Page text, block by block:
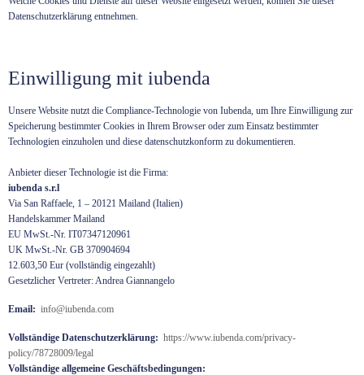
Datenschutzerklärung entnehmen.
Einwilligung mit iubenda
Unsere Website nutzt die Compliance-Technologie von Iubenda, um Ihre Einwilligung zur
Speicherung bestimmter Cookies in Ihrem Browser oder zum Einsatz bestimmter
Technologien einzuholen und diese datenschutzkonform zu dokumentieren.
Anbieter dieser Technologie ist die Firma:
iubenda s.r.l
Via San Raffaele, 1 – 20121 Mailand (Italien)
Handelskammer Mailand
EU MwSt.-Nr. IT07347120961
UK MwSt.-Nr. GB 370904694
12.603,50 Eur (vollständig eingezahlt)
Gesetzlicher Vertreter: Andrea Giannangelo
Email: info@iubenda.com
Vollständige Datenschutzerklärung: https://www.iubenda.com/privacy-
policy/78728009/legal
Vollständige allgemeine Geschäftsbedingungen: